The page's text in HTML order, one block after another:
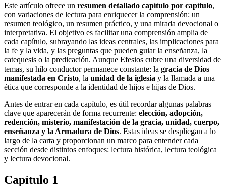
Este artículo ofrece un resumen detallado capítulo por capítulo,
con variaciones de lectura para enriquecer la comprensión: un
resumen teológico, un resumen práctico, y una mirada devocional o
interpretativa. El objetivo es facilitar una comprensión amplia de
cada capítulo, subrayando las ideas centrales, las implicaciones para
la fe y la vida, y las preguntas que pueden guiar la enseñanza, la
catequesis o la predicación. Aunque Efesios cubre una diversidad de
temas, su hilo conductor permanece constante: la gracia de Dios
manifestada en Cristo, la unidad de la iglesia y la llamada a una
ética que corresponde a la identidad de hijos e hijas de Dios.
Antes de entrar en cada capítulo, es útil recordar algunas palabras
clave que aparecerán de forma recurrente: elección, adopción,
redención, misterio, manifestación de la gracia, unidad, cuerpo,
enseñanza y la Armadura de Dios. Estas ideas se despliegan a lo
largo de la carta y proporcionan un marco para entender cada
sección desde distintos enfoques: lectura histórica, lectura teológica
y lectura devocional.
Capítulo 1